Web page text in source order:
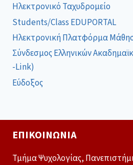
Ηλεκτρονικό Ταχυδρομείο
Students/Class EDUPORTAL
Ηλεκτρονική Πλατφόρμα
Σύνδεσμος Ελληνικών
-Link)
Εύδοξος
ΕΠΙΚΟΙΝΩΝΊΑ
Τμήμα Ψυχολογίας,